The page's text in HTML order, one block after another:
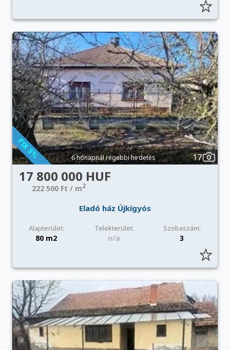
6 hónapnál régebbi hirdetés 17
17 800 000 HUF
222 500 Ft / m2
Eladó ház Újkígyós
Alapterület: Telekterület: Szobaszám:
80 m2 n/a 3